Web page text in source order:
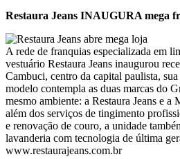
Restaura Jeans INAUGURA mega
A rede de franquias especializada em
vestuário Restaura Jeans inaugurou
Cambuci, centro da capital paulista,
modelo contempla as duas marcas do
mesmo ambiente: a Restaura Jeans e
além dos serviços de tingimento
e renovação de couro, a unidade
lavanderia com tecnologia de última
www.restaurajeans.com.br